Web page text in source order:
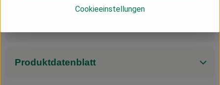
Produktdatenblatt
Cookieeinstellungen